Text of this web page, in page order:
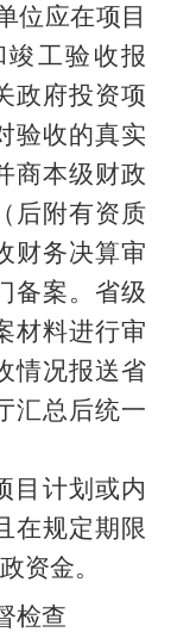
位应在项目
工验收报
政府投资项
验收的真实
商本级财政
后附有资质
财务决算审
备案。省级
材料进行审
情况报送省
汇总后统一
目计划或内
在规定期限
资金。
检查